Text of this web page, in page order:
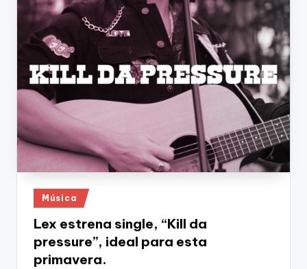
Publicado
en
Música
Lex estrena single, “Kill da
pressure”, ideal para esta
primavera.